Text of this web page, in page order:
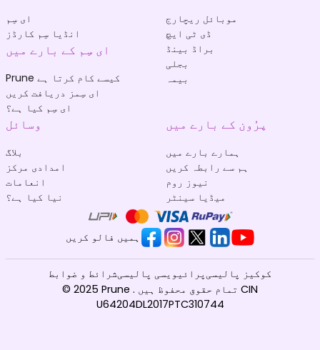
ای سِم
انڈیا سِم کارڈز
ای سِم کے بارے میں
Prune کیسے کام کرتا ہے
ای سِمز دریافت کریں
ای سِم کیا ہے؟
موبائل ریچارج
ڈی ٹی ایچ
براڈ بینڈ
بجلی
بیمہ
وسائل
بلاگ
امدادی مرکز
انعامات
نیا کیا ہے؟
پرُون کے بارے میں
ہمارے بارے میں
ہم سے رابطہ کریں
نیوز روم
میڈیا سینٹر
ہمیں فالو کریں
© 2025 Prune . تمام حقوق محفوظ ہیں CIN
U64204DL2017PTC310744
شرائط و ضوابطپرائیویسی پالیسی کوکیز پالیسی